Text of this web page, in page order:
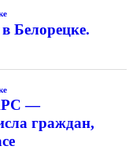
Белорецке.
—
граждан,